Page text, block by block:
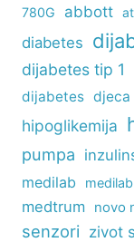
780G abbott
diabetes
dijabetes tip 1
dijabetes djeca
hipoglikemija
pumpa
medilab
medtrum novo
senzori zivot